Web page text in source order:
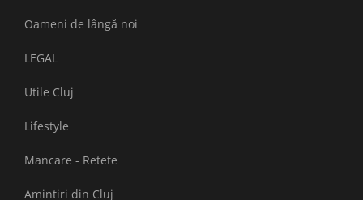
Oameni de lângă noi
LEGAL
Utile Cluj
Lifestyle
Mancare - Retete
Amintiri din Cluj